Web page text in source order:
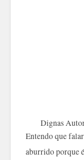
Dignas
Entendo que
aburrido porque